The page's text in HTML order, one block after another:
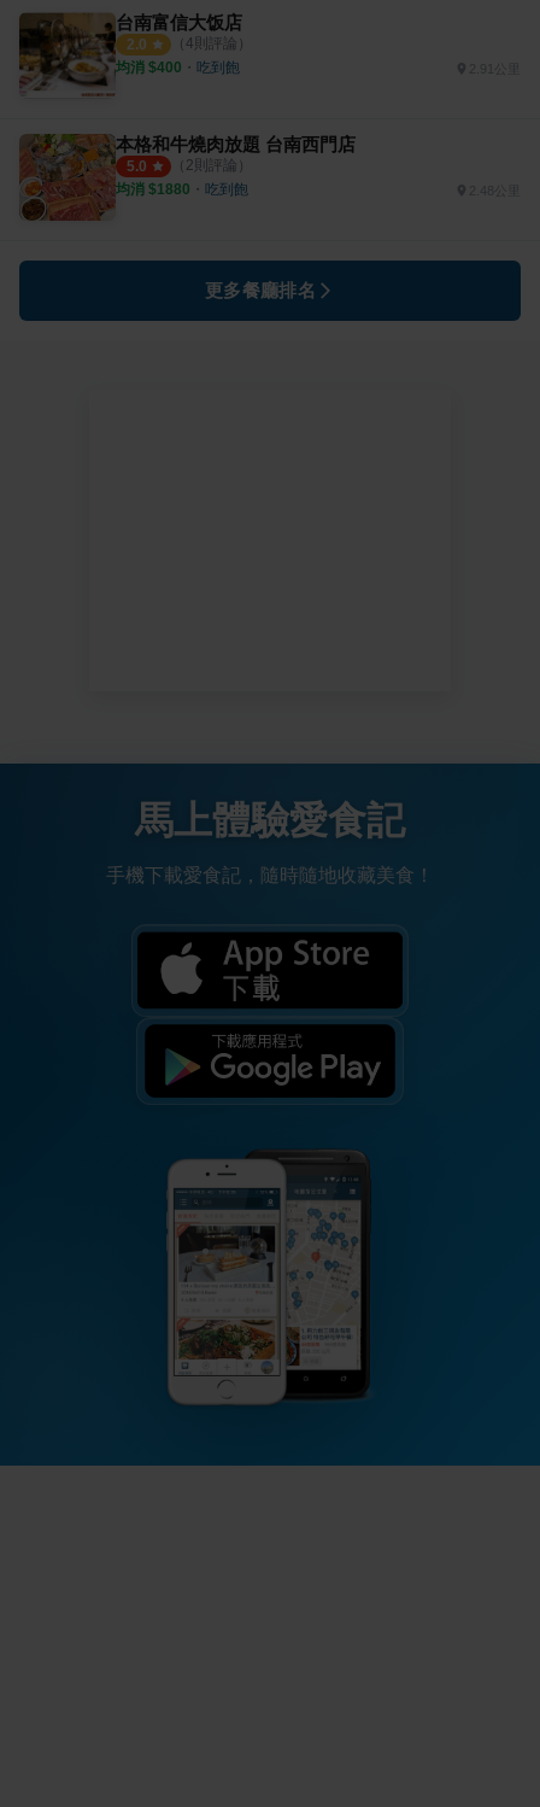
台南富信大饭店
2.0 （ 4則評論）
均消 $400 ・ 吃到飽
本格和牛燒肉放題 台南西門店
5.0 （ 2則評論）
均消 $1880 ・ 吃到飽 2.48公里
更多餐廳排名
馬上體驗愛食記
手機下載愛食記，隨時隨地收藏美食！